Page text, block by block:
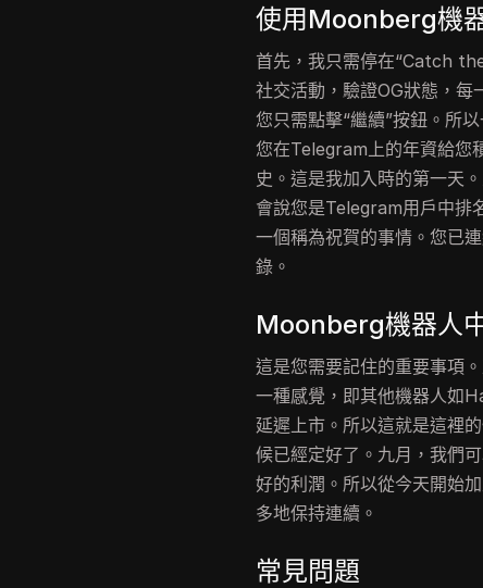
使用Moonberg機
首先，我只需停在“Catch
社交活動，驗證OG狀態，每
您只需點擊“繼續”按鈕。所
您在Telegram上的年資給您
史。這是我加入時的第一天
會說您是Telegram用戶中排
一個稱為祝賀的事情。您已
錄。
Moonberg機器人
這是您需要記住的重要事項
一種感覺，即其他機器人如
延遲上市。所以這就是這裡
候已經定好了。九月，我們
好的利潤。所以從今天開始
多地保持連續。
常見問題